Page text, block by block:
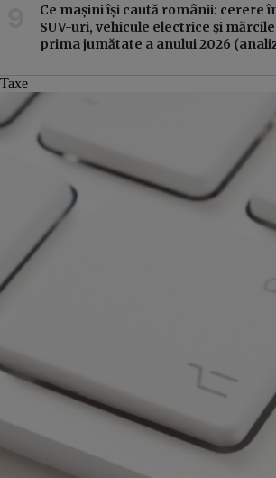
Ce mașini își caută românii: cerere
SUV-uri, vehicule electrice și
prima jumătate a anului 2026
Taxe